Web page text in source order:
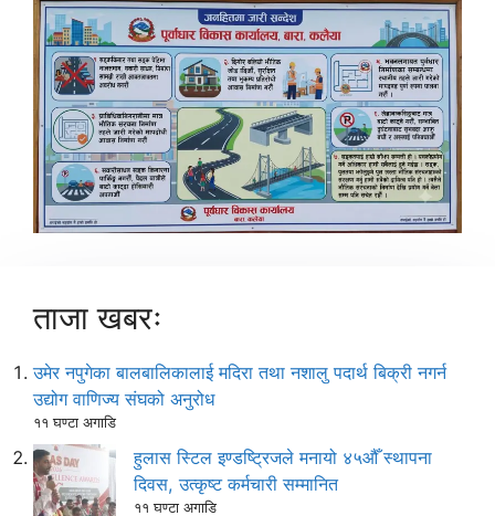
ताजा खबरः
उमेर नपुगेका बालबालिकालाई मदिरा तथा नशालु पदार्थ बिक्री नगर्न
उद्योग वाणिज्य संघको अनुरोध
११ घण्टा अगाडि
हुलास स्टिल इण्डष्ट्रिजले मनायो ४५औँ स्थापना
दिवस, उत्कृष्ट कर्मचारी सम्मानित
११ घण्टा अगाडि